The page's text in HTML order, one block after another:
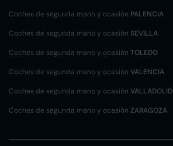
Coches de segunda mano y ocasión PALENCIA
Coches de segunda mano y ocasión SEVILLA
Coches de segunda mano y ocasión TOLEDO
Coches de segunda mano y ocasión VALENCIA
Coches de segunda mano y ocasión VALLADOLID
Coches de segunda mano y ocasión ZARAGOZA